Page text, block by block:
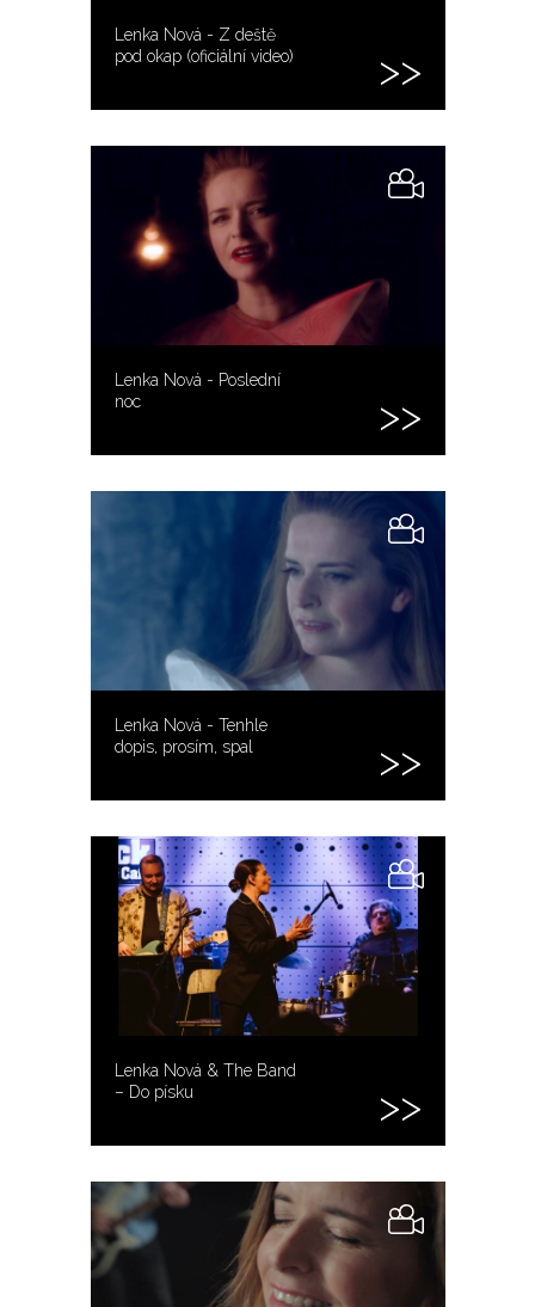
Lenka Nová - Z deště
pod okap (oficiální video)
Lenka Nová - Poslední
noc
Lenka Nová - Tenhle
dopis, prosím, spal
Lenka Nová & The Band
– Do písku